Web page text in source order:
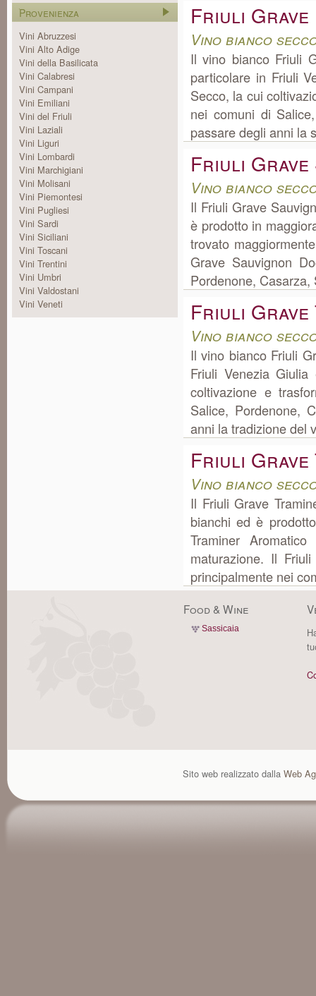
Provenienza
Vini Abruzzesi
Vini Alto Adige
Vini della Basilicata
Vini Calabresi
Vini Campani
Vini Emiliani
Vini del Friuli
Vini Laziali
Vini Liguri
Vini Lombardi
Vini Marchigiani
Vini Molisani
Vini Piemontesi
Vini Pugliesi
Vini Sardi
Vini Siciliani
Vini Toscani
Vini Trentini
Vini Umbri
Vini Valdostani
Vini Veneti
Friuli Grave
Vino bianco
Il vino bianco Friuli
particolare in Friuli
Secco, la cui
nei comuni di
passare degli anni la
Friuli Grave
Vino bianco
Il Friuli Grave
è prodotto in
trovato
Grave Sauvignon
Pordenone,
Friuli Grave
Vino bianco
Il vino bianco Friuli
Friuli Venezia
coltivazione e
Salice, Pordenone,
anni la tradizione del
Friuli Grave
Vino bianco
Il Friuli Grave
bianchi ed è
Traminer
maturazione. Il
principalmente nei
Food & Wine
Sassicaia
Sito web realizzato dalla Web